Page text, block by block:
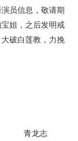
员信息，敬请期
姐，之后发明戒
破白莲教，力挽
青龙志